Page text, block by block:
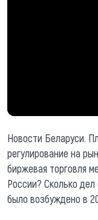
Новости Беларуси.
регулирование на
биржевая торговля
России? Сколько
было возбуждено в